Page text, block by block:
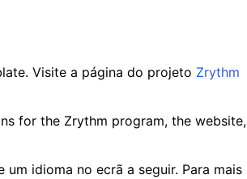
Visite a página do projeto Zrythm
for the Zrythm program, the website,
idioma no ecrã a seguir. Para mais